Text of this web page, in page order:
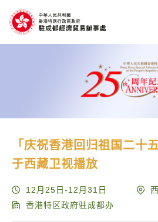
「庆祝香港回归祖国二十
于西藏卫视播放
12月25日-12月31日
香港特区政府驻成都办